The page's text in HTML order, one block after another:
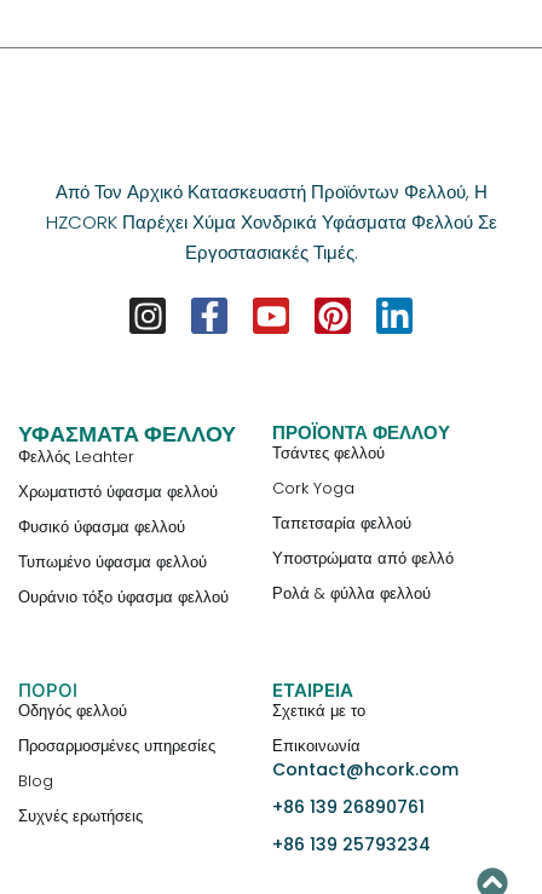
Από Τον Αρχικό Κατασκευαστή Προϊόντων Φελλού, Η
HZCORK Παρέχει Χύμα Χονδρικά Υφάσματα Φελλού Σε
Εργοστασιακές Τιμές.
ΥΦΆΣΜΑΤΑ ΦΕΛΛΟΎ
Φελλός Leahter
Χρωματιστό ύφασμα φελλού
Φυσικό ύφασμα φελλού
Τυπωμένο ύφασμα φελλού
Ουράνιο τόξο ύφασμα φελλού
ΠΡΟΪΌΝΤΑ ΦΕΛΛΟΎ
Τσάντες φελλού
Cork Yoga
Ταπετσαρία φελλού
Υποστρώματα από φελλό
Ρολά & φύλλα φελλού
ΠΟΡΟΙ
Οδηγός φελλού
Προσαρμοσμένες υπηρεσίες
Blog
Συχνές ερωτήσεις
ΕΤΑΙΡΕΊΑ
Σχετικά με το
Επικοινωνία
Contact@hcork.com
+86 139 26890761
+86 139 25793234